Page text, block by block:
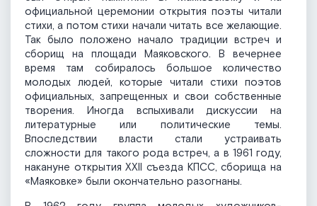
официальной церемонии открытия поэты читали
стихи, а потом стихи начали читать все желающие.
Так было положено начало традиции встреч и
сборищ на площади Маяковского. В вечернее
время там собиралось большое количество
молодых людей, которые читали стихи поэтов
официальных, запрещенных и свои собственные
творения. Иногда вспыхивали дискуссии на
литературные или политические темы.
Впоследствии власти стали устраивать
сложности для такого рода встреч, а в 1961 году,
накануне открытия XXII съезда КПСС, сборища на
«Маяковке» были окончательно разогнаны.